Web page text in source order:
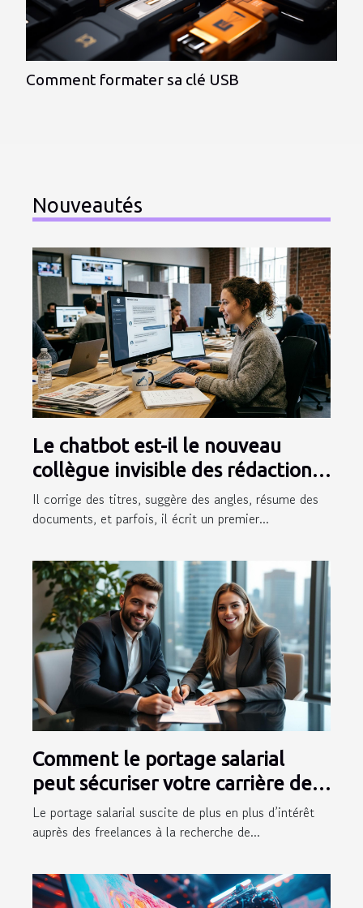
Comment formater sa clé USB
Nouveautés
Le chatbot est-il le nouveau
collègue invisible des rédactions
modernes ?
Il corrige des titres, suggère des angles, résume des
documents, et parfois, il écrit un premier...
Comment le portage salarial
peut sécuriser votre carrière de
freelance
Le portage salarial suscite de plus en plus d’intérêt
auprès des freelances à la recherche de...